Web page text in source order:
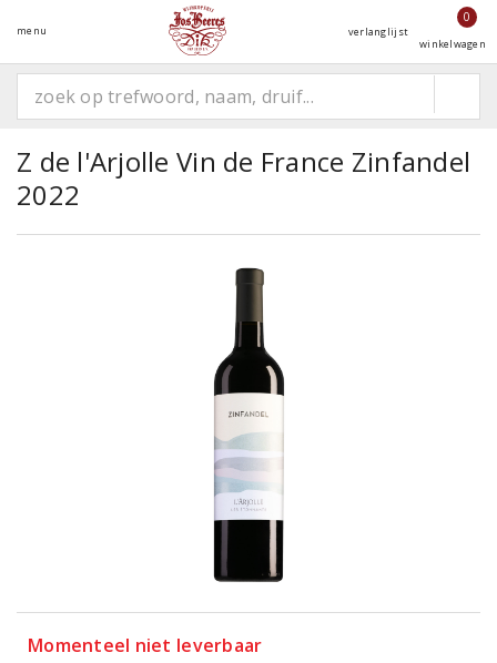
menu verlanglijst
0
winkelwagen
Z de l'Arjolle Vin de France Zinfandel
2022
Momenteel niet leverbaar